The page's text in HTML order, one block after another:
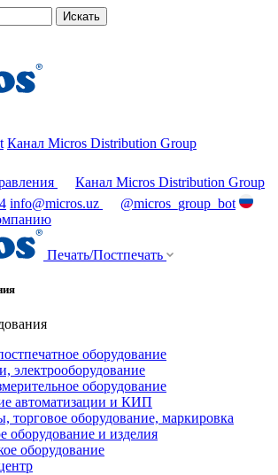
Искать
Канал Micros Distribution Group
Канал Micros Distribution Group
info@micros.uz
@micros_group_bot
Печать/Постпечать
оборудование
электрооборудование
оборудование
автоматизации и КИП
торговое оборудование, маркировка
оборудование и изделия
оборудование